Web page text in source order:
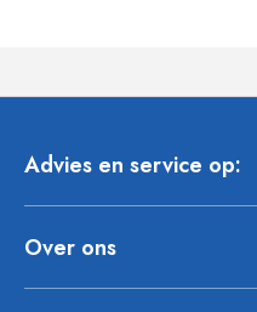
Advies en service op:
Over ons